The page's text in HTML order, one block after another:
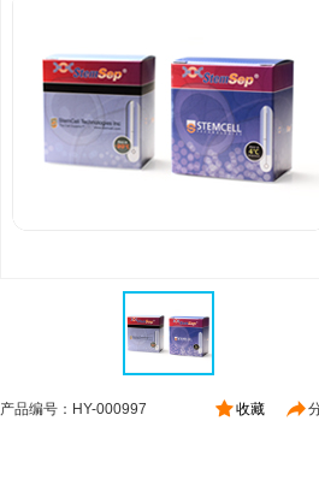
收藏
产品编号：HY-000997